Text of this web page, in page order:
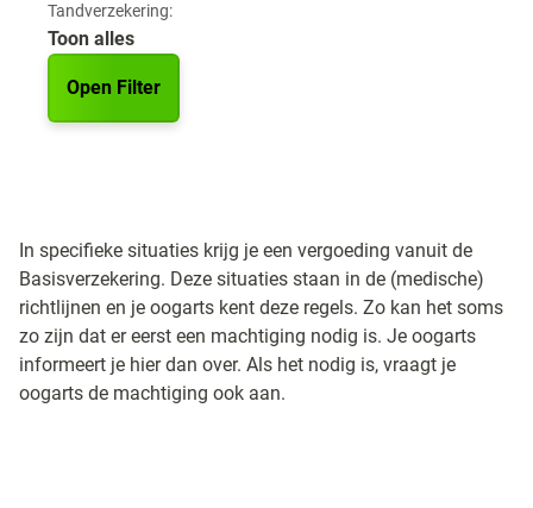
Tandverzekering:
Toon alles
Open Filter
In specifieke situaties krijg je een vergoeding vanuit de
Basisverzekering. Deze situaties staan in de (medische)
richtlijnen en je oogarts kent deze regels. Zo kan het soms
zo zijn dat er eerst een machtiging nodig is. Je oogarts
informeert je hier dan over. Als het nodig is, vraagt je
oogarts de machtiging ook aan.